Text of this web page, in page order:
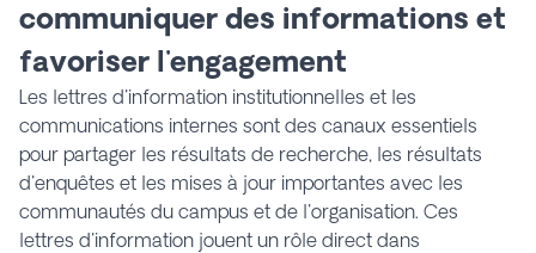
communiquer des informations et
favoriser l'engagement
Les lettres d'information institutionnelles et les
communications internes sont des canaux essentiels
pour partager les résultats de recherche, les résultats
d'enquêtes et les mises à jour importantes avec les
communautés du campus et de l'organisation. Ces
lettres d'information jouent un rôle direct dans